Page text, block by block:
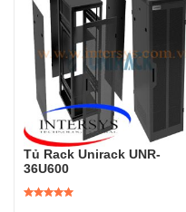
Tủ Rack Unirack UNR-
36U600